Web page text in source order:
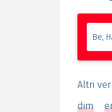
Altri
dim